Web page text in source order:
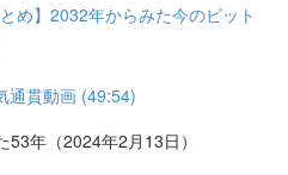
め】2032年からみた今のビット
通貫動画 (49:54)
年（2024年2月13日）